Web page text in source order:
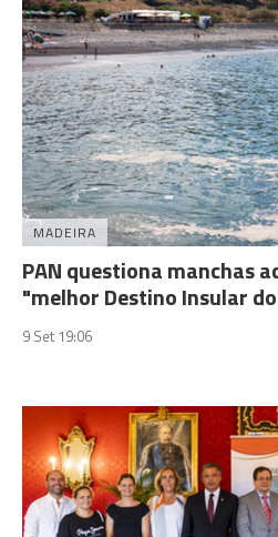
MADEIRA
PAN questiona manchas
"melhor Destino Insular
9 Set 19:06